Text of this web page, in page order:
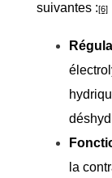
suivantes :[6]
la